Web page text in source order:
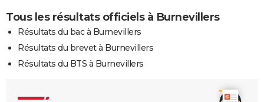
Tous les résultats officiels à Burnevillers
Résultats du bac à Burnevillers
Résultats du brevet à Burnevillers
Résultats du BTS à Burnevillers